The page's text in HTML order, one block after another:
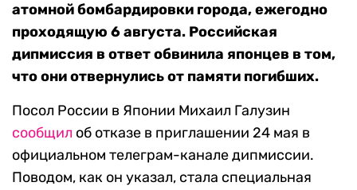
атомной бомбардировки города, ежегодно
проходящую 6 августа. Российская
дипмиссия в ответ обвинила японцев в том,
что они отвернулись от памяти погибших.
Посол России в Японии Михаил Галузин
сообщил об отказе в приглашении 24 мая в
официальном телеграм-канале дипмиссии.
Поводом, как он указал, стала специальная